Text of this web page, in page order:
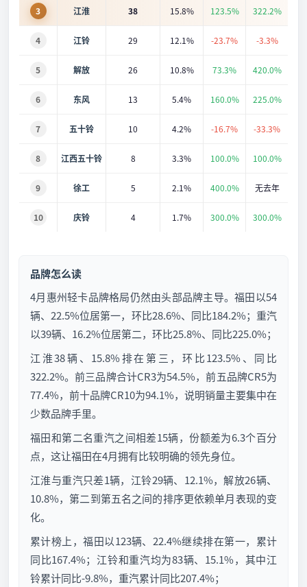
3 江淮 38 15.8% 123.5% 322.2%
4 江铃 29 12.1% -23.7% -3.3%
5 解放 26 10.8% 73.3% 420.0%
6 东风 13 5.4% 160.0% 225.0%
7 五十铃 10 4.2% -16.7% -33.3%
8 江西五十铃 8 3.3% 100.0% 100.0%
9 徐工 5 2.1% 400.0% 无去年
10 庆铃 4 1.7% 300.0% 300.0%
品牌怎么读
4月惠州轻卡品牌格局仍然由头部品牌主导。福田以54
辆、22.5%位居第一，环比28.6%、同比184.2%；重汽
以39辆、16.2%位居第二，环比25.8%、同比225.0%；
江淮38辆、15.8%排在第三，环比123.5%、同比
322.2%。前三品牌合计CR3为54.5%，前五品牌CR5为
77.4%，前十品牌CR10为94.1%，说明销量主要集中在
少数品牌手里。
福田和第二名重汽之间相差15辆，份额差为6.3个百分
点，这让福田在4月拥有比较明确的领先身位。
江淮与重汽只差1辆，江铃29辆、12.1%，解放26辆、
10.8%，第二到第五名之间的排序更依赖单月表现的变
化。
累计榜上，福田以123辆、22.4%继续排在第一，累计
同比167.4%；江铃和重汽均为83辆、15.1%，其中江
铃累计同比-9.8%，重汽累计同比207.4%；